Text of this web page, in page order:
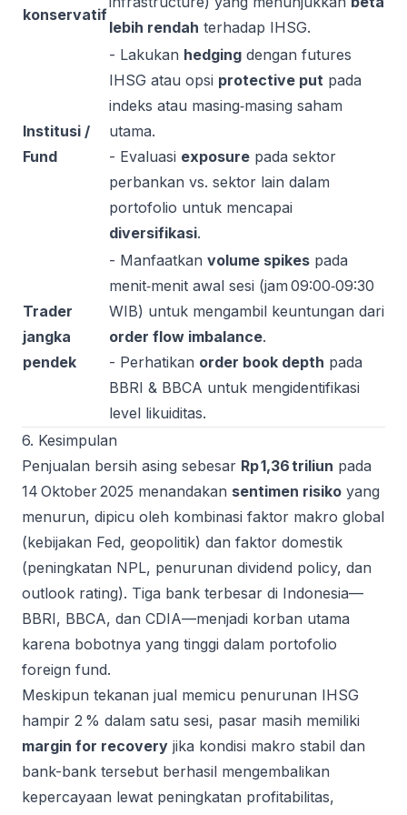
konservatif
lebih rendah terhadap IHSG.
Institusi /
Fund
- Lakukan hedging dengan futures
IHSG atau opsi protective put pada
indeks atau masing‑masing saham
utama.
- Evaluasi exposure pada sektor
perbankan vs. sektor lain dalam
portofolio untuk mencapai
diversifikasi.
Trader
jangka
pendek
- Manfaatkan volume spikes pada
menit‑menit awal sesi (jam 09:00‑09:30
WIB) untuk mengambil keuntungan dari
order flow imbalance.
- Perhatikan order book depth pada
BBRI & BBCA untuk mengidentifikasi
level likuiditas.
6. Kesimpulan
Penjualan bersih asing sebesar Rp 1,36 triliun pada
14 Oktober 2025 menandakan sentimen risiko yang
menurun, dipicu oleh kombinasi faktor makro global
(kebijakan Fed, geopolitik) dan faktor domestik
(peningkatan NPL, penurunan dividend policy, dan
outlook rating). Tiga bank terbesar di Indonesia—
BBRI, BBCA, dan CDIA—menjadi korban utama
karena bobotnya yang tinggi dalam portofolio
foreign fund.
Meskipun tekanan jual memicu penurunan IHSG
hampir 2 % dalam satu sesi, pasar masih memiliki
margin for recovery jika kondisi makro stabil dan
bank-bank tersebut berhasil mengembalikan
kepercayaan lewat peningkatan profitabilitas,